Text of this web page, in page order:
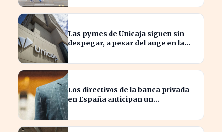
Las pymes de Unicaja siguen sin
despegar, a pesar del auge en la
Los directivos de la banca privada
en España anticipan un